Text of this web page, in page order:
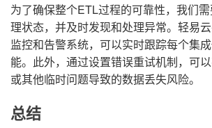
为了确保整个ETL过程的可靠性，我们
理状态，并及时发现和处理异常。轻易
监控和告警系统，可以实时跟踪每个集
能。此外，通过设置错误重试机制，可
或其他临时问题导致的数据丢失风险。
总结